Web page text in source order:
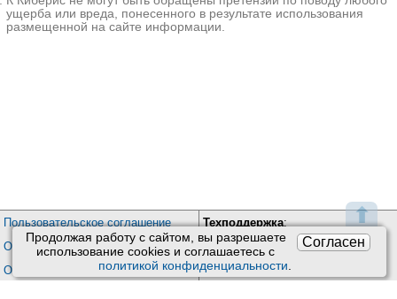
⬆
Согласен
Продолжая работу с сайтом, вы разрешаете
использование сookies и соглашаетесь с
политикой конфиденциальности.
ABC Clinic на Дзержинского
Краснодар; ул. Дзержинского, д. 161/1;
+7(861
+7(495..показать
22000₽ Запись
Центр Ортодонтии на Заозерной
Санкт-Петербург; ул. Заозерная, д. 3, корп. 2; м. Фрунзенская
ущерба или вреда, понесенного в результате использования
размещенной на сайте информации.
Пользовательское соглашение
Обработка персональных данных
О проекте Киберис
Техподдержка:
Обратная связь
Почта: kiberis@mail.ru